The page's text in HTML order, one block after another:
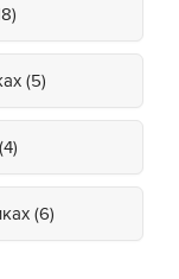
(5)
(6)